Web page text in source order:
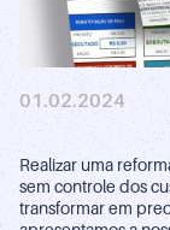
01.02.2024
Realizar uma
sem controle dos
transformar em